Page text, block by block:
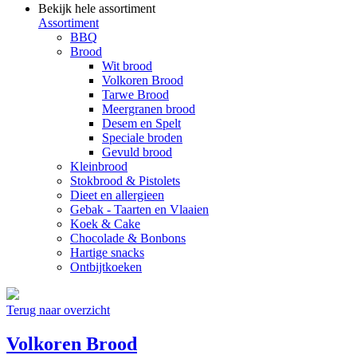
Bekijk hele assortiment
Assortiment
BBQ
Brood
Wit brood
Volkoren Brood
Tarwe Brood
Meergranen brood
Desem en Spelt
Speciale broden
Gevuld brood
Kleinbrood
Stokbrood & Pistolets
Dieet en allergieen
Gebak - Taarten en Vlaaien
Koek & Cake
Chocolade & Bonbons
Hartige snacks
Ontbijtkoeken
Terug naar overzicht
Volkoren Brood